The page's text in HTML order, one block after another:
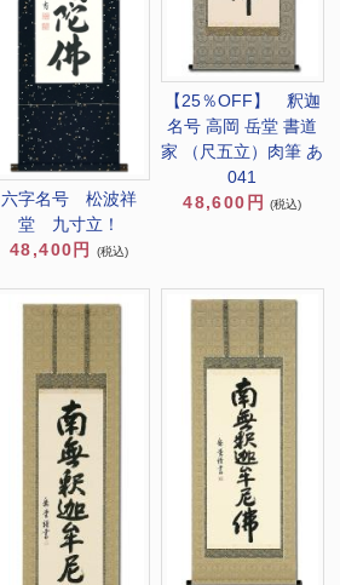
六字名号 松波祥
堂 九寸立！
48,400円
(税込)
【25％OFF】 釈迦
名号 高岡 岳堂 書道
家 （尺五立）肉筆 あ
041
48,600円
(税込)